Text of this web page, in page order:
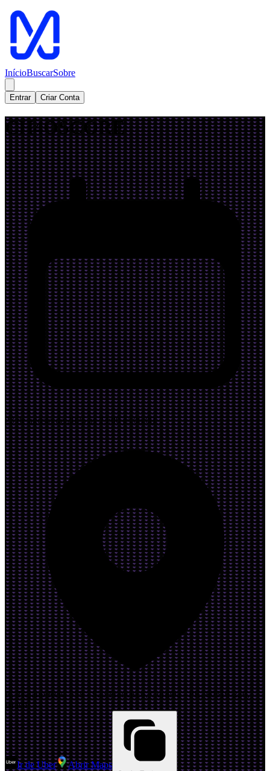
InícioBuscarSobre
Entrar Criar Conta
CH4OSCORE
23 de agosto de 2025 às 23:00 às 06:00
R. Trajano Reis, 558 - São Francisco, Curitiba - PR, 80510-220,
Brasil
Ir de Uber Abrir Maps